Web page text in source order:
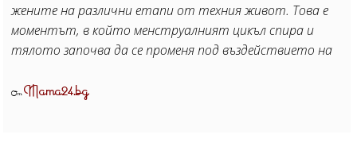
жените на различни етапи от техния живот. Това е
моментът, в който менструалният цикъл спира и
тялото започва да се променя под въздействието на
ОтMama24.bg